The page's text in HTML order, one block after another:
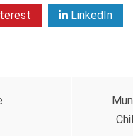
LinkedIn